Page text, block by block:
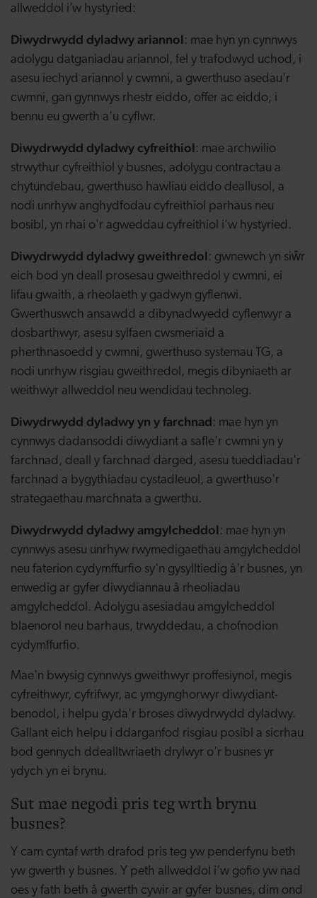
allweddol i’w hystyried:
Diwydrwydd dyladwy ariannol : mae hyn yn cynnwys
adolygu datganiadau ariannol, fel y trafodwyd uchod, i
asesu iechyd ariannol y cwmni, a gwerthuso asedau'r
cwmni, gan gynnwys rhestr eiddo, offer ac eiddo, i
bennu eu gwerth a'u cyflwr.
Diwydrwydd dyladwy cyfreithiol : mae archwilio
strwythur cyfreithiol y busnes, adolygu contractau a
chytundebau, gwerthuso hawliau eiddo deallusol, a
nodi unrhyw anghydfodau cyfreithiol parhaus neu
bosibl, yn rhai o'r agweddau cyfreithiol i'w hystyried.
Diwydrwydd dyladwy gweithredol : gwnewch yn siŵr
eich bod yn deall prosesau gweithredol y cwmni, ei
lifau gwaith, a rheolaeth y gadwyn gyflenwi.
Gwerthuswch ansawdd a dibynadwyedd cyflenwyr a
dosbarthwyr, asesu sylfaen cwsmeriaid a
pherthnasoedd y cwmni, gwerthuso systemau TG, a
nodi unrhyw risgiau gweithredol, megis dibyniaeth ar
weithwyr allweddol neu wendidau technoleg.
Diwydrwydd dyladwy yn y farchnad: mae hyn yn
cynnwys dadansoddi diwydiant a safle'r cwmni yn y
farchnad, deall y farchnad darged, asesu tueddiadau'r
farchnad a bygythiadau cystadleuol, a gwerthuso'r
strategaethau marchnata a gwerthu.
Diwydrwydd dyladwy amgylcheddol : mae hyn yn
cynnwys asesu unrhyw rwymedigaethau amgylcheddol
neu faterion cydymffurfio sy'n gysylltiedig â'r busnes, yn
enwedig ar gyfer diwydiannau â rheoliadau
amgylcheddol. Adolygu asesiadau amgylcheddol
blaenorol neu barhaus, trwyddedau, a chofnodion
cydymffurfio.
Mae'n bwysig cynnwys gweithwyr proffesiynol, megis
cyfreithwyr, cyfrifwyr, ac ymgynghorwyr diwydiant-
benodol, i helpu gyda'r broses diwydrwydd dyladwy.
Gallant eich helpu i ddarganfod risgiau posibl a sicrhau
bod gennych ddealltwriaeth drylwyr o'r busnes yr
ydych yn ei brynu.
Sut mae negodi pris teg wrth brynu
busnes?
Y cam cyntaf wrth drafod pris teg yw penderfynu beth
yw gwerth y busnes. Y peth allweddol i'w gofio yw nad
oes y fath beth â gwerth cywir ar gyfer busnes, dim ond